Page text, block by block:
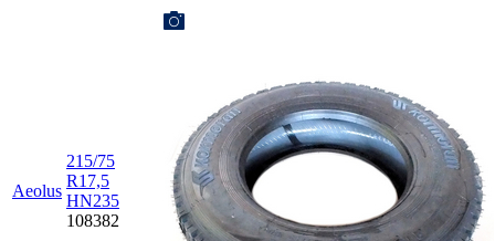
Aeolus
215/75
R17,5
HN235
108382